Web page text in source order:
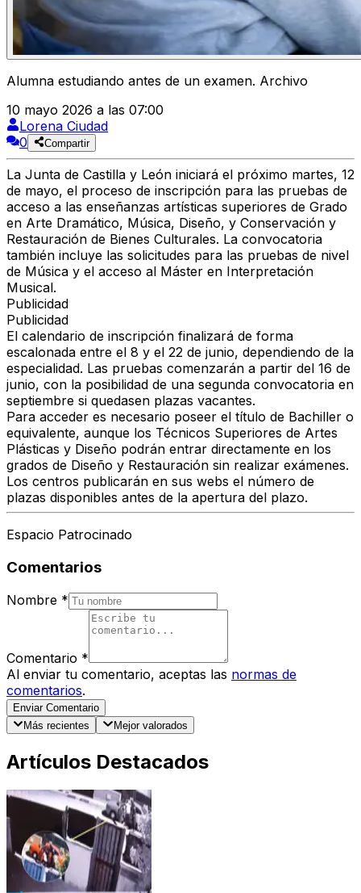
Alumna estudiando antes de un examen. Archivo
10 mayo 2026 a las 07:00
Lorena Ciudad
0
Compartir
La Junta de Castilla y León iniciará el próximo martes, 12
de mayo, el proceso de inscripción para las pruebas de
acceso a las enseñanzas artísticas superiores de Grado
en Arte Dramático, Música, Diseño, y Conservación y
Restauración de Bienes Culturales. La convocatoria
también incluye las solicitudes para las pruebas de nivel
de Música y el acceso al Máster en Interpretación
Musical.
Publicidad
Publicidad
El calendario de inscripción finalizará de forma
escalonada entre el 8 y el 22 de junio, dependiendo de la
especialidad. Las pruebas comenzarán a partir del 16 de
junio, con la posibilidad de una segunda convocatoria en
septiembre si quedasen plazas vacantes.
Para acceder es necesario poseer el título de Bachiller o
equivalente, aunque los Técnicos Superiores de Artes
Plásticas y Diseño podrán entrar directamente en los
grados de Diseño y Restauración sin realizar exámenes.
Los centros publicarán en sus webs el número de
plazas disponibles antes de la apertura del plazo.
Espacio Patrocinado
Comentarios
Nombre *
Comentario *
Al enviar tu comentario, aceptas las normas de
comentarios.
Enviar Comentario
Más recientes
Mejor valorados
Artículos Destacados